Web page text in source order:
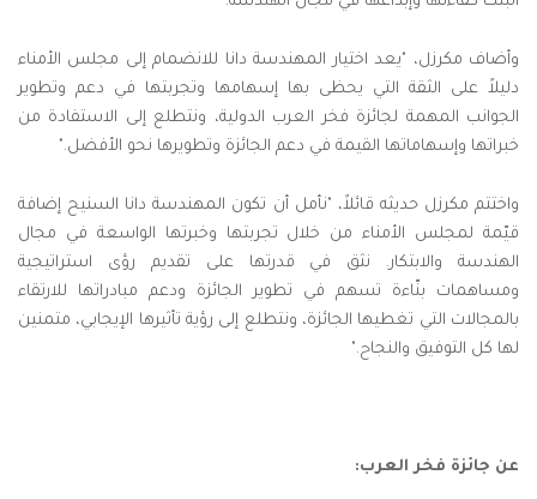
وأضاف مكرزل، "يعد اختيار المهندسة دانا للانضمام إلى مجلس الأمناء
دليلاً على الثقة التي يحظى بها إسهامها وتجربتها في دعم وتطوير
الجوانب المهمة لجائزة فخر العرب الدولية، ونتطلع إلى الاستفادة من
خبراتها وإسهاماتها القيمة في دعم الجائزة وتطويرها نحو الأفضل."
واختتم مكرزل حديثه قائلاً، "نأمل أن تكون المهندسة دانا السنيح إضافة
قيّمة لمجلس الأمناء من خلال تجربتها وخبرتها الواسعة في مجال
الهندسة والابتكار. نثق في قدرتها على تقديم رؤى استراتيجية
ومساهمات بنّاءة تسهم في تطوير الجائزة ودعم مبادراتها للارتقاء
بالمجالات التي تغطيها الجائزة، ونتطلع إلى رؤية تأثيرها الإيجابي، متمنين
لها كل التوفيق والنجاح."
عن جائزة فخر العرب: